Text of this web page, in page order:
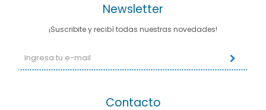
Contacto
Newsletter
¡Suscribite y recibí todas nuestras novedades!